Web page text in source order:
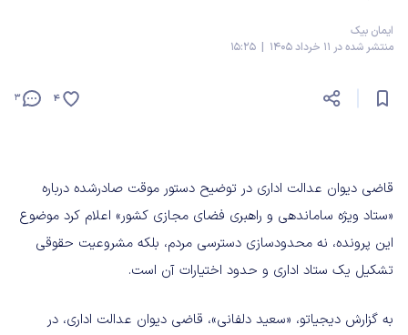
ایمان بیک
منتشر شده در 11 خرداد 1405 | 15:25
3 4
قاضی دیوان عدالت اداری در توضیح دستور موقت صادرشده درباره
«ستاد ویژه ساماندهی و راهبری فضای مجازی کشور» اعلام کرد موضوع
این پرونده، نه محدودسازی دسترسی مردم، بلکه مشروعیت حقوقی
تشکیل یک ستاد اداری و حدود اختیارات آن است.
به گزارش دیجیاتو، «سعید دلفانی»، قاضی دیوان عدالت اداری، در